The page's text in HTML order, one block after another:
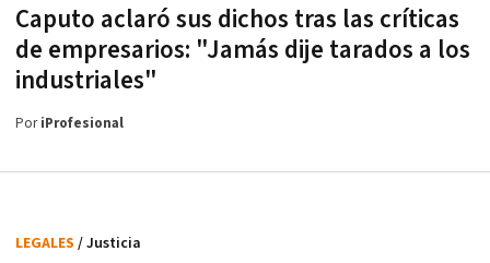
Caputo aclaró sus dichos tras las críticas
de empresarios: "Jamás dije tarados a los
industriales"
PoriProfesional
LEGALES / Justicia